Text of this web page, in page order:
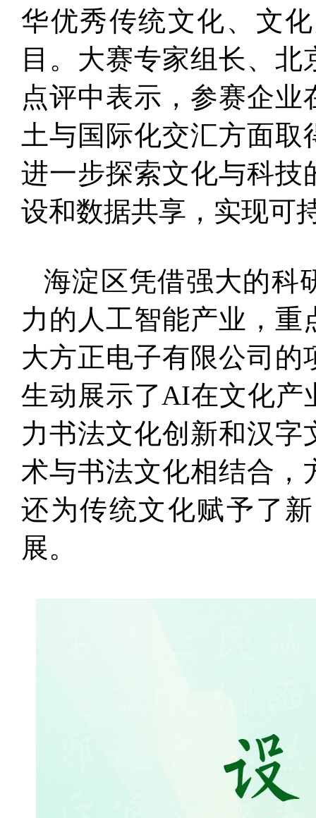
华优秀传统文化、文
目。大赛专家组长、
点评中表示，参赛企
土与国际化交汇方面
进一步探索文化与科技
设和数据共享，实现可
海淀区凭借强大的科
力的人工智能产业，
大方正电子有限公司
生动展示了AI在文化产
力书法文化创新和汉
术与书法文化相结合
还为传统文化赋予了
展。